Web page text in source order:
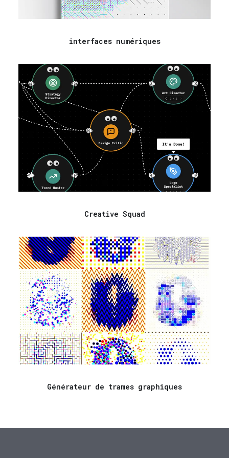
interfaces numériques
Creative Squad
Générateur de trames graphiques